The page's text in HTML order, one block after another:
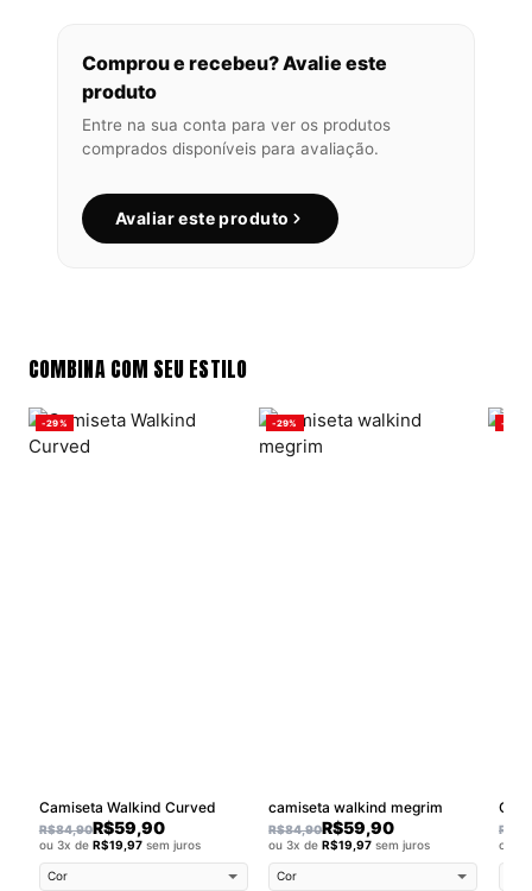
Comprou e recebeu? Avalie este
produto
Entre na sua conta para ver os produtos
comprados disponíveis para avaliação.
Avaliar este produto
COMBINA COM SEU ESTILO
-29%
Camiseta Walkind Curved
R$84,90R$59,90
ou 3x de R$19,97sem juros
-29%
camiseta walkind megrim
R$84,90R$59,90
ou 3x deR$19,97 sem juros
-29%
R$
ou